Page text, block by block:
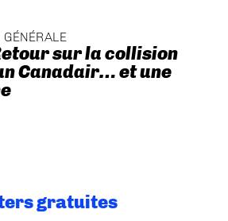
sur la collision
Canadair… et une
gratuites